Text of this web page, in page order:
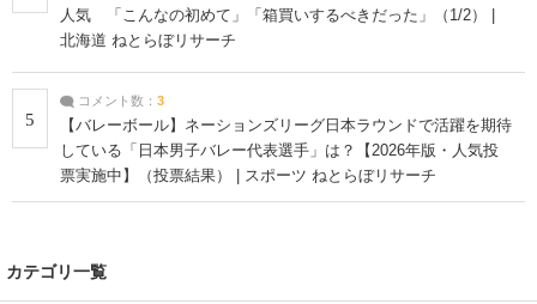
人気 「こんなの初めて」「箱買いするべきだった」（1/2） |
北海道 ねとらぼリサーチ
5
コメント数： 3
【バレーボール】ネーションズリーグ日本ラウンドで活躍を期待
している「日本男子バレー代表選手」は？【2026年版・人気投
票実施中】（投票結果） | スポーツ ねとらぼリサーチ
カテゴリ一覧